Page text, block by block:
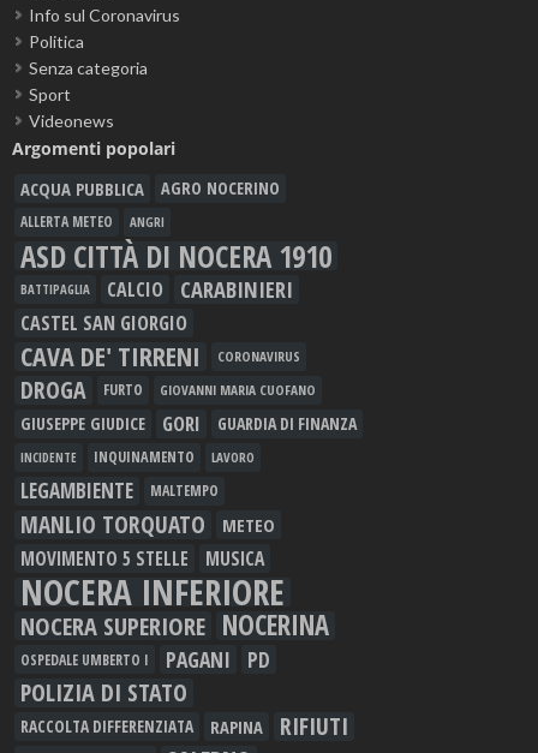
Info sul Coronavirus
Politica
Senza categoria
Sport
Videonews
Argomenti popolari
ACQUA PUBBLICA AGRO NOCERINO
ALLERTA METEO ANGRI
ASD CITTÀ DI NOCERA 1910
BATTIPAGLIA CALCIO CARABINIERI
CASTEL SAN GIORGIO
CAVA DE' TIRRENI CORONAVIRUS
DROGA FURTO GIOVANNI MARIA CUOFANO
GIUSEPPE GIUDICE GORI GUARDIA DI FINANZA
INCIDENTE INQUINAMENTO LAVORO
LEGAMBIENTE MALTEMPO
MANLIO TORQUATO METEO
MOVIMENTO 5 STELLE MUSICA
NOCERA INFERIORE
NOCERA SUPERIORE NOCERINA
OSPEDALE UMBERTO I PAGANI PD
POLIZIA DI STATO
RACCOLTA DIFFERENZIATA RAPINA RIFIUTI